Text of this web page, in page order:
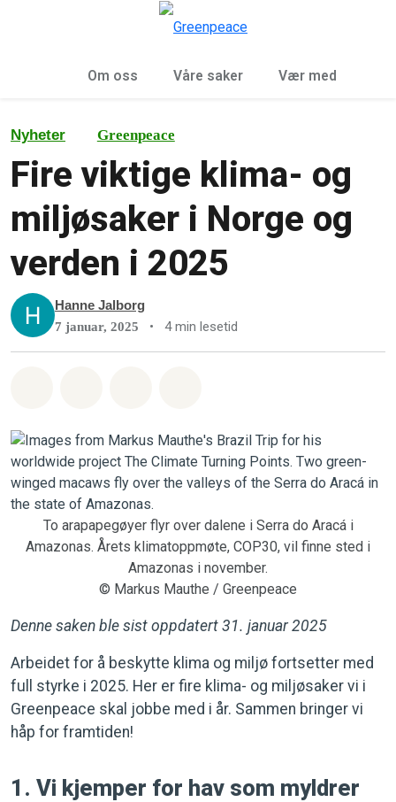
Om oss Våre saker Vær med
Nyheter Greenpeace
Fire viktige klima- og
miljøsaker i Norge og
verden i 2025
Hanne Jalborg
7 januar, 2025 • 4 min lesetid
To arapapegøyer flyr over dalene i Serra do Aracá i
Amazonas. Årets klimatoppmøte, COP30, vil finne sted i
Amazonas i november.
© Markus Mauthe / Greenpeace
Denne saken ble sist oppdatert 31. januar 2025
Arbeidet for å beskytte klima og miljø fortsetter med
full styrke i 2025. Her er fire klima- og miljøsaker vi i
Greenpeace skal jobbe med i år. Sammen bringer vi
håp for framtiden!
1. Vi kjemper for hav som myldrer